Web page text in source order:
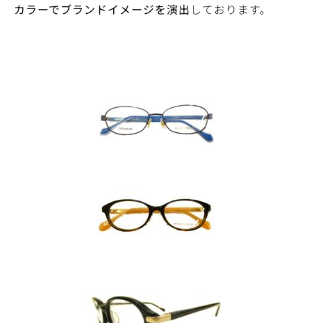
カラーでブランドイメージを演出 しております。